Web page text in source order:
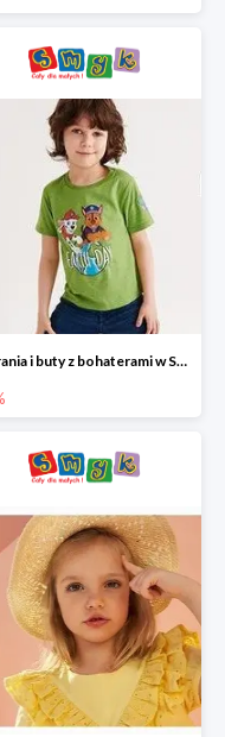
Ubrania i buty z bohaterami w Smyku do -50%